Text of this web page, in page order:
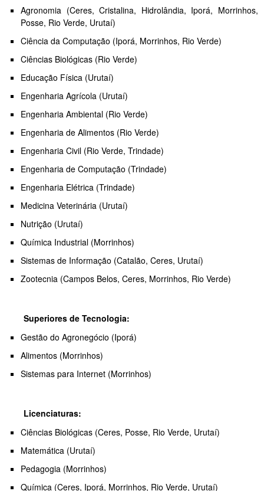
Agronomia (Ceres, Cristalina, Hidrolândia, Iporá, Morrinhos,
Posse, Rio Verde, Urutaí)
Ciência da Computação (Iporá, Morrinhos, Rio Verde)
Ciências Biológicas (Rio Verde)
Educação Física (Urutaí)
Engenharia Agrícola (Urutaí)
Engenharia Ambiental (Rio Verde)
Engenharia de Alimentos (Rio Verde)
Engenharia Civil (Rio Verde, Trindade)
Engenharia de Computação (Trindade)
Engenharia Elétrica (Trindade)
Medicina Veterinária (Urutaí)
Nutrição (Urutaí)
Química Industrial (Morrinhos)
Sistemas de Informação (Catalão, Ceres, Urutaí)
Zootecnia (Campos Belos, Ceres, Morrinhos, Rio Verde)
Superiores de Tecnologia:
Gestão do Agronegócio (Iporá)
Alimentos (Morrinhos)
Sistemas para Internet (Morrinhos)
Licenciaturas:
Ciências Biológicas (Ceres, Posse, Rio Verde, Urutaí)
Matemática (Urutaí)
Pedagogia (Morrinhos)
Química (Ceres, Iporá, Morrinhos, Rio Verde, Urutaí)